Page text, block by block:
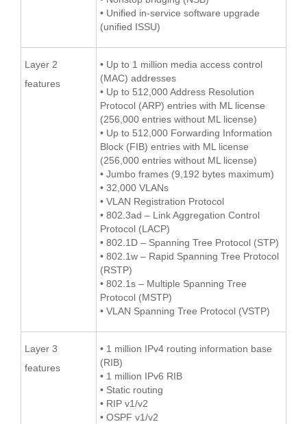
• Unified in-service software upgrade
(unified ISSU)
Layer 2
features
• Up to 1 million media access control
(MAC) addresses
• Up to 512,000 Address Resolution
Protocol (ARP) entries with ML license
(256,000 entries without ML license)
• Up to 512,000 Forwarding Information
Block (FIB) entries with ML license
(256,000 entries without ML license)
• Jumbo frames (9,192 bytes maximum)
• 32,000 VLANs
• VLAN Registration Protocol
• 802.3ad – Link Aggregation Control
Protocol (LACP)
• 802.1D – Spanning Tree Protocol (STP)
• 802.1w – Rapid Spanning Tree Protocol
(RSTP)
• 802.1s – Multiple Spanning Tree
Protocol (MSTP)
• VLAN Spanning Tree Protocol (VSTP)
Layer 3
features
• 1 million IPv4 routing information base
(RIB)
• 1 million IPv6 RIB
• Static routing
• RIP v1/v2
• OSPF v1/v2